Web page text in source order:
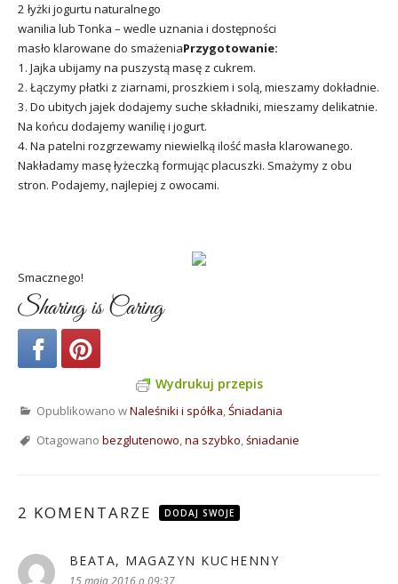
2 łyżki jogurtu naturalnego
wanilia lub Tonka – wedle uznania i dostępności
masło klarowane do smażeniaPrzygotowanie:
1. Jajka ubijamy na puszystą masę z cukrem.
2. Łączymy płatki z ziarnami, proszkiem i solą, mieszamy dokładnie.
3. Do ubitych jajek dodajemy suche składniki, mieszamy delikatnie.
Na końcu dodajemy wanilię i jogurt.
4. Na patelni rozgrzewamy niewielką ilość masła klarowanego.
Nakładamy masę łyżeczką formując placuszki. Smażymy z obu
stron. Podajemy, najlepiej z owocami.
Smacznego!
Sharing is Caring
Wydrukuj przepis
Opublikowano wNaleśniki i spółka Śniadania
Otagowano bezglutenowo na szybko śniadanie
2 KOMENTARZE DODAJ SWOJE
BEATA, MAGAZYN KUCHENNY
15 maja 2016 o 09:37